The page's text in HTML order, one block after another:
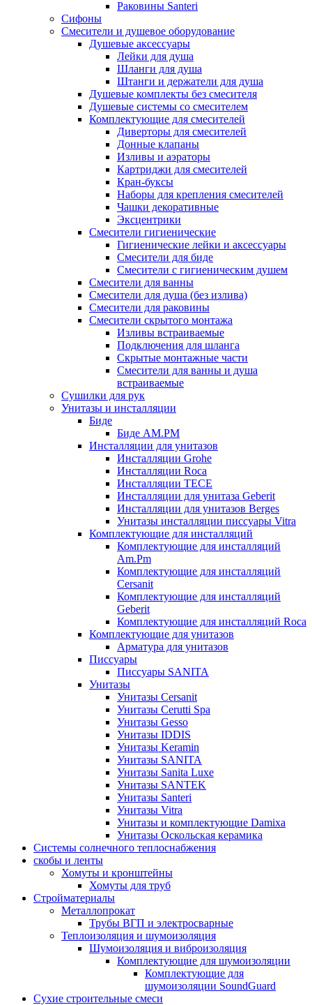
Раковины Santeri
Сифоны
Смесители и душевое оборудование
Душевые аксессуары
Лейки для душа
Шланги для душа
Штанги и держатели для душа
Душевые комплекты без смесителя
Душевые системы со смесителем
Комплектующие для смесителей
Диверторы для смесителей
Донные клапаны
Изливы и аэраторы
Картриджи для смесителей
Кран-буксы
Наборы для крепления смесителей
Чашки декоративные
Эксцентрики
Смесители гигиенические
Гигиенические лейки и аксессуары
Смесители для биде
Смесители с гигиеническим душем
Смесители для ванны
Смесители для душа (без излива)
Смесители для раковины
Смесители скрытого монтажа
Изливы встраиваемые
Подключения для шланга
Скрытые монтажные части
Смесители для ванны и душа
встраиваемые
Сушилки для рук
Унитазы и инсталляции
Биде
Биде AM.PM
Инсталляции для унитазов
Инсталляции Grohe
Инсталляции Roca
Инсталляции TECE
Инсталляции для унитаза Geberit
Инсталляции для унитазов Berges
Унитазы инсталляции писсуары Vitra
Комплектующие для инсталляций
Комплектующие для инсталляций
Am.Pm
Комплектующие для инсталляций
Cersanit
Комплектующие для инсталляций
Geberit
Комплектующие для инсталляций Roca
Комплектующие для унитазов
Арматура для унитазов
Писсуары
Писсуары SANITA
Унитазы
Унитазы Cersanit
Унитазы Cerutti Spa
Унитазы Gesso
Унитазы IDDIS
Унитазы Keramin
Унитазы SANITA
Унитазы Sanita Luxe
Унитазы SANTEK
Унитазы Santeri
Унитазы Vitra
Унитазы и комплектующие Damixa
Унитазы Оскольская керамика
Системы солнечного теплоснабжения
скобы и ленты
Хомуты и кронштейны
Хомуты для труб
Стройматериалы
Металлопрокат
Трубы ВГП и электросварные
Теплоизоляция и шумоизоляция
Шумоизоляция и виброизоляция
Комплектующие для шумоизоляции
Комплектующие для
шумоизоляции SoundGuard
Сухие строительные смеси